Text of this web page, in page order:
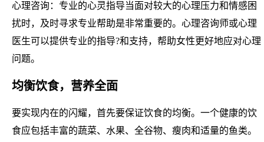
心理咨询：专业的心灵指导当面对较大的心理压力和情感困
扰时，及时寻求专业帮助是非常重要的。心理咨询师或心理
医生可以提供专业的指导?和支持，帮助女性更好地应对心理
问题。
均衡饮食，营养全面
要实现内在的闪耀，首先要保证饮食的均衡。一个健康的饮
食应包括丰富的蔬菜、水果、全谷物、瘦肉和适量的鱼类。